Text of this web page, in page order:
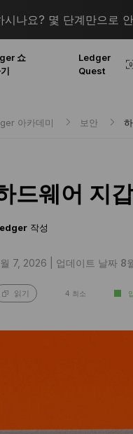
시나요? 몇 단계만으로
쇼
Ledger
Quest
아카데미 보안
드웨어 지
작성
7, 2026 | 업데이트 날짜 8
읽기 4 최소